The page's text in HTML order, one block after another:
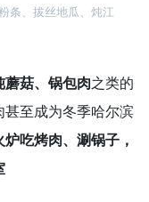
条、拔丝地瓜、炖江
蘑菇、锅包肉之类的
甚至成为冬季哈尔滨
炉吃烤肉、涮锅子，